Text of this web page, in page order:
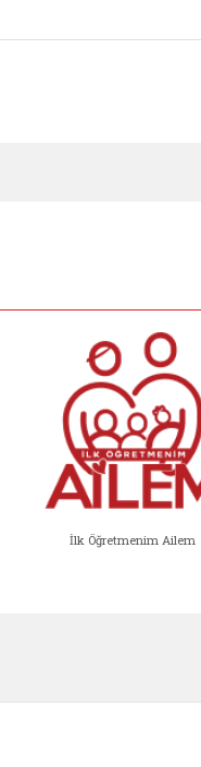
İlk Öğretmenim Ailem